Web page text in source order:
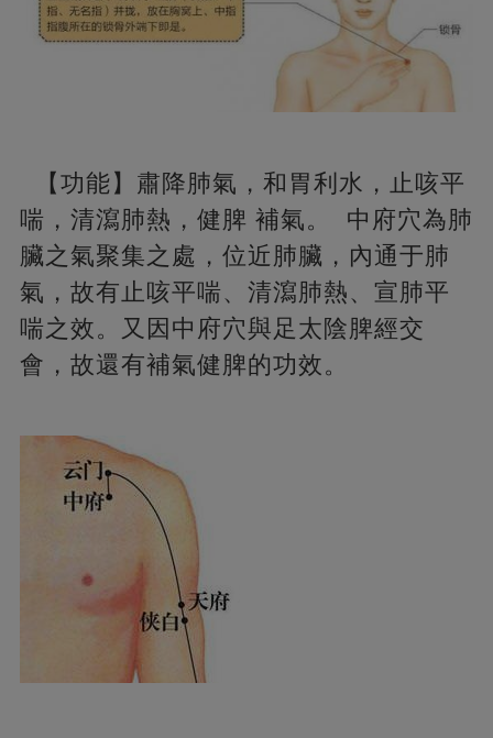
【功能】肅降肺氣，和胃利水，止咳平
喘，清瀉肺熱，健脾 補氣。 中府穴為肺
臟之氣聚集之處，位近肺臟，內通于肺
氣，故有止咳平喘、清瀉肺熱、宣肺平
喘之效。又因中府穴與足太陰脾經交
會，故還有補氣健脾的功效。